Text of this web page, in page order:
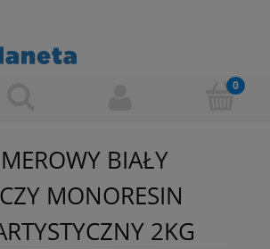
BIAŁY
MONORESIN
2KG